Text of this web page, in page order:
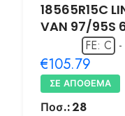
18565R15C
VAN 97/95S
FE: C -
€105.79
ΣΕ ΑΠΌΘΕΜΑ
Ποσ.:28